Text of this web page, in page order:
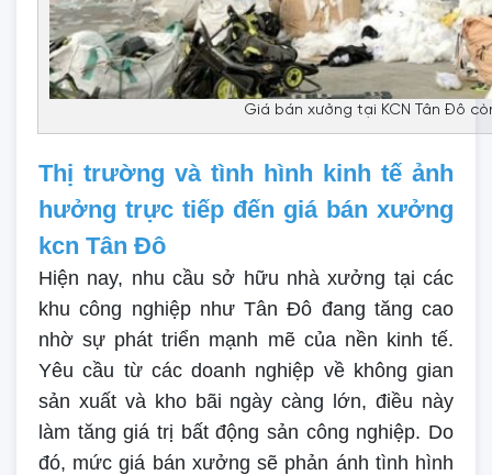
Giá bán xưởng tại KCN Tân Đô
Thị trường và tình hình kinh tế ảnh
hưởng trực tiếp đến giá bán xưởng
kcn Tân Đô
Hiện nay, nhu cầu sở hữu nhà xưởng tại các
khu công nghiệp như Tân Đô đang tăng cao
nhờ sự phát triển mạnh mẽ của nền kinh tế.
Yêu cầu từ các doanh nghiệp về không gian
sản xuất và kho bãi ngày càng lớn, điều này
làm tăng giá trị bất động sản công nghiệp. Do
đó, mức giá bán xưởng sẽ phản ánh tình hình